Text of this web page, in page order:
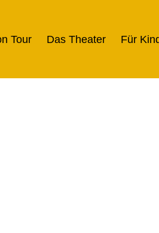
Tour Das Theater Für